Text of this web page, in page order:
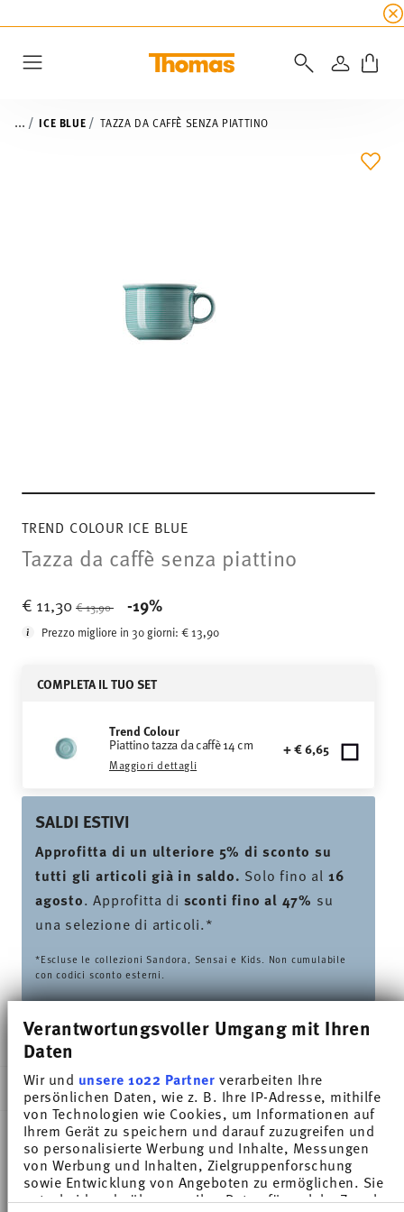
Verantwortungsvoller Umgang mit Ihren
Daten
Wir und unsere 1022 Partnerverarbeiten Ihre
persönlichen Daten, wie z. B. Ihre IP-Adresse, mithilfe
von Technologien wie Cookies, um Informationen auf
Ihrem Gerät zu speichern und darauf zuzugreifen und
so personalisierte Werbung und Inhalte, Messungen
von Werbung und Inhalten, Zielgruppenforschung
sowie Entwicklung von Angeboten zu ermöglichen. Sie
entscheiden darüber, wer Ihre Daten für welche Zwecke
5% di sconto extra! Fino al
ACCEDI
... ICE BLUE TAZZA DA CAFFÈ SENZA PIATTINO
TREND COLOUR ICE BLUE
Tazza da caffè senza piattino
€ 11,30 Price reduced from
€ 13,90 -19%
Prezzo migliore in 30 giorni:€ 13,90
COMPLETA IL TUO SET
Trend Colour
Piattino tazza da caffè 14 cm
Maggiori dettagli
+ € 6,65
SALDI ESTIVI
Approfitta di un ulteriore 5% di sconto su
tutti gli articoli già in saldo. Solo fino al 16
agosto. Approfitta di sconti fino al 47% su
una selezione di articoli.*
*Escluse le collezioni Sandora, Sensai e Kids. Non cumulabile
con codici sconto esterni.
CONSEGNATO IN 5-7 GIORNI LAVORATIVI
DESCRIZIONE
Thomas Trend Colour Ice Blue Tazza caffè -
Cilindrico - Ø 6,8 cm - h 6,2 cm - 0,180 l,